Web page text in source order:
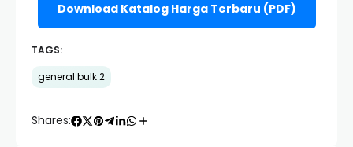
Download Katalog Harga Terbaru (PDF)
TAGS:
general bulk 2
Shares: